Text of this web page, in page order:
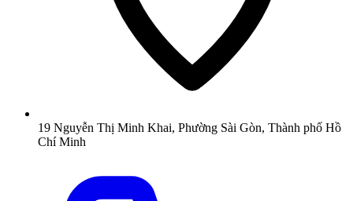
19 Nguyễn Thị Minh Khai, Phường Sài Gòn, Thành phố Hồ
Chí Minh